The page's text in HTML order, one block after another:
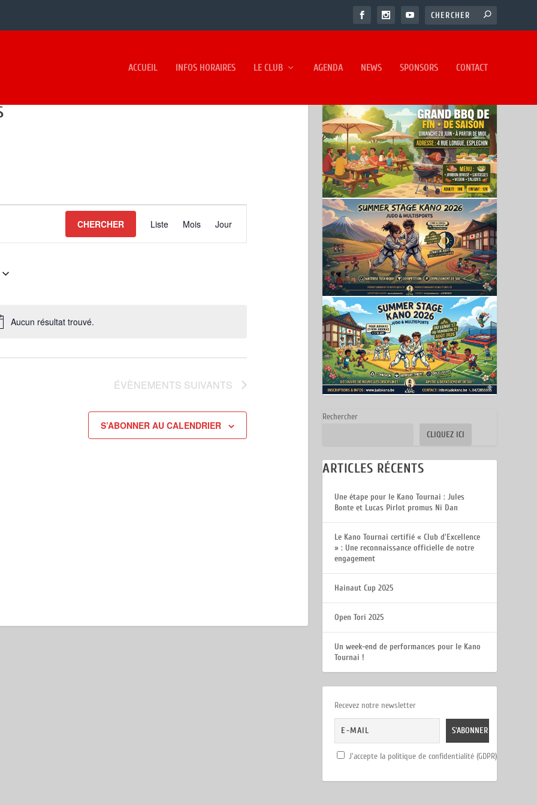
ACCUEIL INFOS HORAIRES LE CLUB AGENDA NEWS SPONSORS CONTACT
Notice
Aucun résultat trouvé.
CHERCHER
DE
VUES
Liste Mois Jour
ÉVÈNEMENTS SUIVANTS
S’ABONNER AU CALENDRIER
Rechercher
CLIQUEZ ICI
ARTICLES RÉCENTS
Une étape pour le Kano Tournai : Jules
Bonte et Lucas Pirlot promus Ni Dan
Le Kano Tournai certifié « Club d’Excellence
» : Une reconnaissance officielle de notre
engagement
Hainaut Cup 2025
Open Tori 2025
Un week-end de performances pour le Kano
Tournai !
Recevez notre newsletter
J'accepte la politique de confidentialité (GDPR)